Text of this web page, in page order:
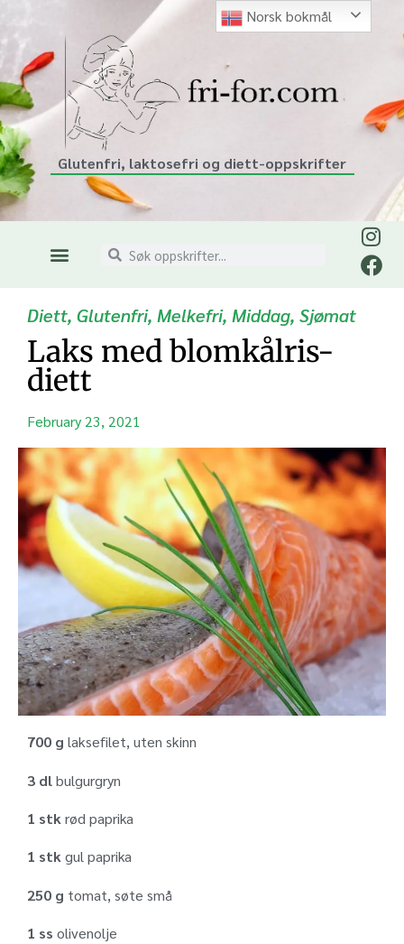
Glutenfri, laktosefri og diett-oppskrifter
Diett, Glutenfri, Melkefri, Middag, Sjømat
Laks med blomkålris-
diett
February 23, 2021
700 g laksefilet, uten skinn
3 dlbulgurgryn
1 stk rød paprika
1 stkgul paprika
250 g tomat, søte små
1 ss olivenolje
Norsk bokmål